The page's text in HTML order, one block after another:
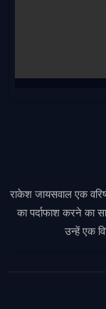
राकेश जायसवाल एक
का पर्दाफाश करने का
उन्हें एक